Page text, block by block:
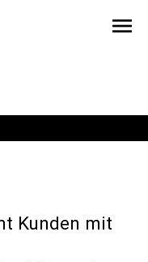
menu
Kunden mit